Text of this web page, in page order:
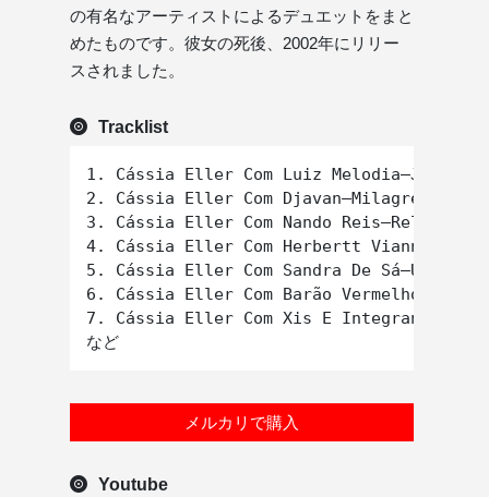
の有名なアーティストによるデュエットをまと
めたものです。彼女の死後、2002年にリリー
スされました。
Tracklist
1. Cássia Eller Com Luiz
2. Cássia Eller Com Djavan–Milagreiro
3. Cássia Eller Com Nando
4. Cássia Eller Com Herbertt Vianna –Mr.
5. Cássia Eller Com Sandra De Sá–Um Tiro
6. Cássia Eller Com Barão
7. Cássia Eller Com Xis E Integrantes Da
メルカリで購入
Youtube